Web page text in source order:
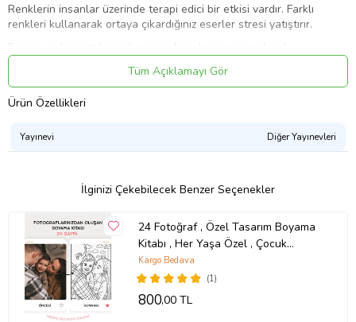
Renklerin insanlar üzerinde terapi edici bir etkisi vardır. Farklı
renkleri kullanarak ortaya çıkardığınız eserler stresi yatıştırır.
Unutmayın, amatör sanatçılar bile büyüleyici eserler ortaya
Teslimat Bilgilendirmesi
İlgilendiğiniz ürünün açıklamasını dikkatlice okuyunuz. Ürün ile ilgili
sizlere yardımcı olacağız.
Siparişiniz kargoya çıktığında size sisteme kayıt olduğunuz mail
adresi ve telefon numaranız üzerinden bilgilendirme sağlamaktayız.
Kargo takip butonundan kargonuzun hangi aşamada olduğunu
takip edebilirsiniz.
Teslimat Süreci
Tüm Açıklamayı Gör
Ürün Özellikleri
Yayınevi Diğer Yayınevleri
İlginizi Çekebilecek Benzer Seçenekler
24 Fotoğraf , Özel Tasarım Boyama
Kitabı , Her Yaşa Özel , Çocuk
Gelişimi , Doğum Günü , Sevgiliye ,
Hediye
(1)
Kargo Bedava
800,00 TL